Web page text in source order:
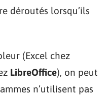
déroutés lorsqu’ils
(Excel chez
LibreOffice), on peut
n’utilisent pas